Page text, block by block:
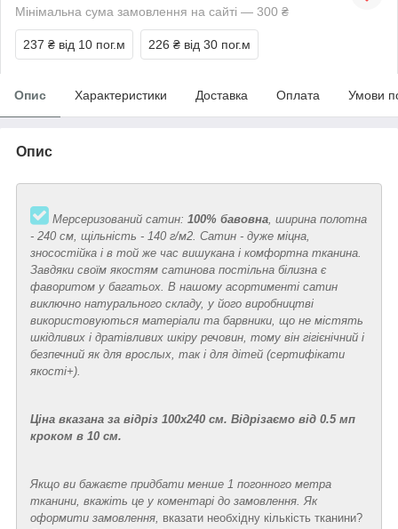
Мінімальна сума замовлення на сайті — 300 ₴
237 ₴ від 10 пог.м 226 ₴ від 30 пог.м
Опис Характеристики Доставка Оплата Умови
Опис
Мерсеризований сатин: 100% бавовна , ширина полотна
- 240 см, щільність - 140 г/м2. Сатин - дуже міцна,
зносостійка і в той же час вишукана і комфортна тканина.
Завдяки своїм якостям сатинова постільна білизна є
фаворитом у багатьох. В нашому асортименті сатин
виключно натурального складу, у його виробництві
використовуються матеріали та барвники, що не містять
шкідливих і дратівливих шкіру речовин, тому він гігієнічний і
безпечний як для врослых, так і для дітей (сертифікати
якості+).
Ціна вказана за відріз 100х240 см. Відрізаємо від 0.5 мп
кроком в 10 см.
Якщо ви бажаєте придбати менше 1 погонного метра
тканини , вкажіть це у коментарі до замовлення. Як
оформити замовлення, вказати необхідну кількість тканини?